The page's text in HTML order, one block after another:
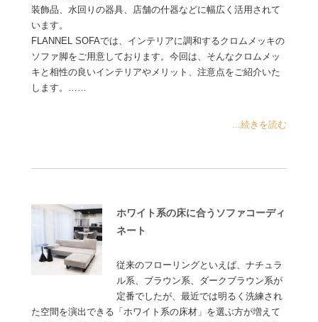
装飾品、水回りの器具、店舗の什器などに幅広く活用されて
います。
FLANNEL SOFAでは、インテリアに調和するクロムメッキの
ソファ脚をご用意しております。今回は、そんなクロムメッ
キと相性の良いインテリアやメリット、注意点をご紹介いた
します。……
...続きを読む
ホワイト系の床に合うソファコーディ
ネート
従来のフローリングといえば、ナチュラ
ル系、ブラウン系、ダークブラウン系が
定番でしたが、最近では明るく洗練され
た空間を演出できる「ホワイト系の床材」を選ぶ方が増えて